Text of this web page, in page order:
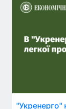
"Укренерго"